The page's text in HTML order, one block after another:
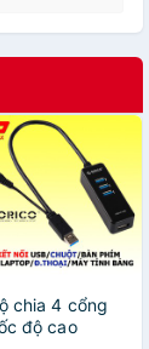
chia 4 cổng
độ cao